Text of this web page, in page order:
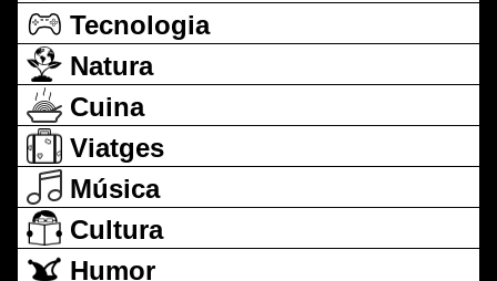
Tecnologia
Natura
Cuina
Viatges
Música
Cultura
Humor